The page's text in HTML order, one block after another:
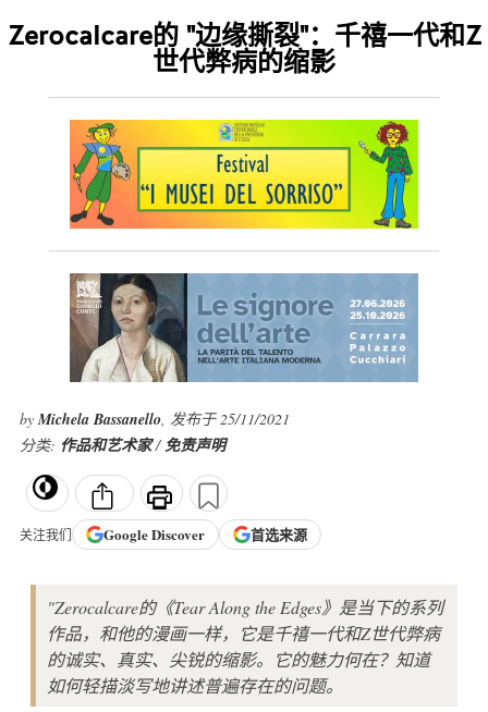
Zerocalcare的 "边缘撕裂"：千禧一代和Z
世代弊病的缩影
byMichela Bassanello, 发布于 25/11/2021
分类: 作品和艺术家/免责声明
关注我们 GoogleDiscover 首选来源
"Zerocalcare的《Tear Along the Edges》是当下的系列
作品，和他的漫画一样，它是千禧一代和Z世代弊病
的诚实、真实、尖锐的缩影。它的魅力何在？知道
如何轻描淡写地讲述普遍存在的问题。